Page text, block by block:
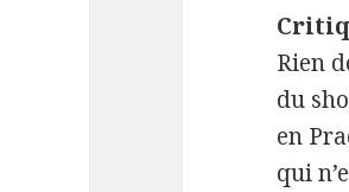
Rien
du
en
qui